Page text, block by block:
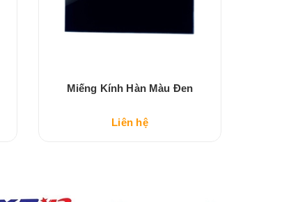
Miếng Kính Hàn Màu Đen
Liên hệ